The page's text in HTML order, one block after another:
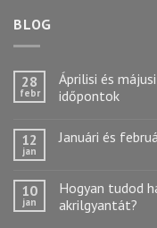
BLOG
28
febr
Áprilisi és
időpontok
12
jan
Januári és
10
jan
Hogyan tudod
akrilgyantát?